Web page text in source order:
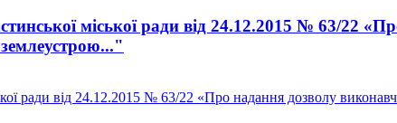
міської ради від 24.12.2015 № 63/22
ради від 24.12.2015 № 63/22 «Про надання дозволу